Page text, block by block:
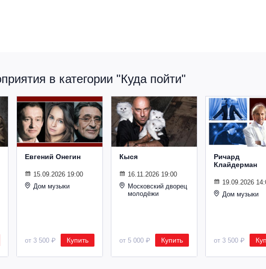
в категории "Куда пойти"
Евгений Онегин
15.09.2026 19:00
Дом музыки
от 3 500 ₽ Купить
Кыся
16.11.2026 19:00
Московский дворец
молодёжи
от 5 000 ₽ Купить
Ричард
Клайдерман
19.09.2026
Дом музыки
от 3 500 ₽